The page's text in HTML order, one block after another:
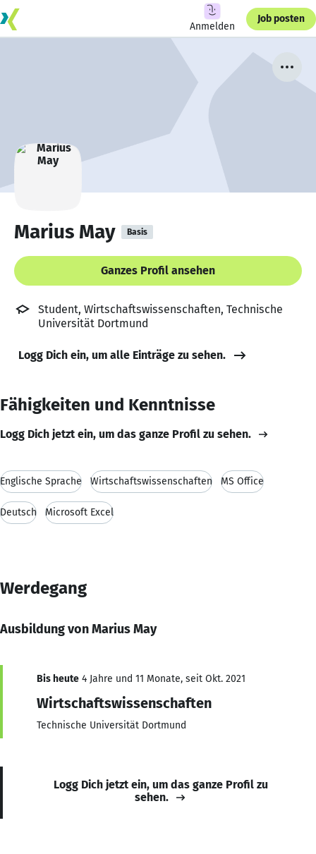
Anmelden
Job posten
Marius May Basis
Ganzes Profil ansehen
Student, Wirtschaftswissenschaften, Technische
Universität Dortmund
Logg Dich ein, um alle Einträge zu sehen.
Fähigkeiten und Kenntnisse
Logg Dich jetzt ein, um das ganze Profil zu sehen.
Englische Sprache Wirtschaftswissenschaften MS Office
Deutsch Microsoft Excel
Werdegang
Ausbildung von Marius May
Bis heute 4 Jahre und 11 Monate, seit Okt. 2021
Wirtschaftswissenschaften
Technische Universität Dortmund
Logg Dich jetzt ein, um das ganze Profil zu
sehen.